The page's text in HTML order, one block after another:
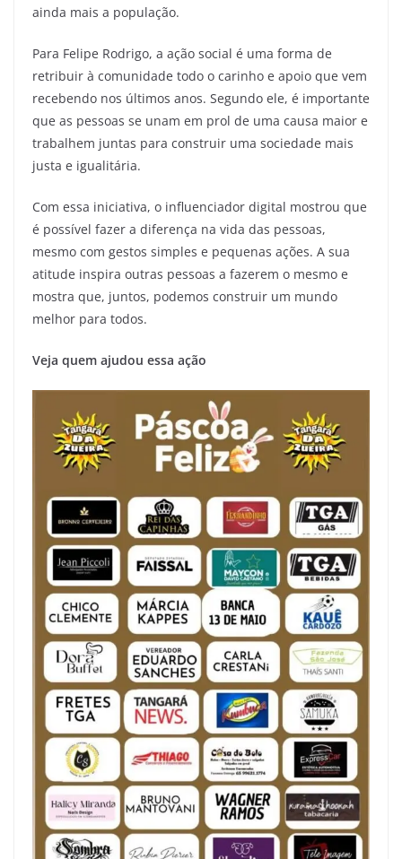
ainda mais a população.
Para Felipe Rodrigo, a ação social é uma forma de
retribuir à comunidade todo o carinho e apoio que vem
recebendo nos últimos anos. Segundo ele, é importante
que as pessoas se unam em prol de uma causa maior e
trabalhem juntas para construir uma sociedade mais
justa e igualitária.
Com essa iniciativa, o influenciador digital mostrou que
é possível fazer a diferença na vida das pessoas,
mesmo com gestos simples e pequenas ações. A sua
atitude inspira outras pessoas a fazerem o mesmo e
mostra que, juntos, podemos construir um mundo
melhor para todos.
Veja quem ajudou essa ação